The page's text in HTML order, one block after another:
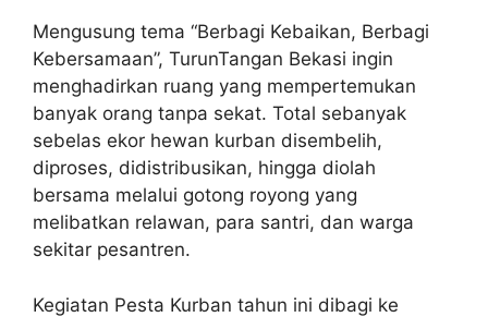
Mengusung tema “Berbagi Kebaikan, Berbagi
Kebersamaan”, TurunTangan Bekasi ingin
menghadirkan ruang yang mempertemukan
banyak orang tanpa sekat. Total sebanyak
sebelas ekor hewan kurban disembelih,
diproses, didistribusikan, hingga diolah
bersama melalui gotong royong yang
melibatkan relawan, para santri, dan warga
sekitar pesantren.
Kegiatan Pesta Kurban tahun ini dibagi ke